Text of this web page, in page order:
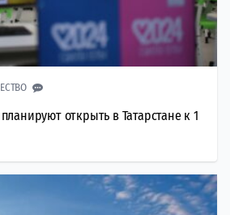
открыть в Татарстане к 1